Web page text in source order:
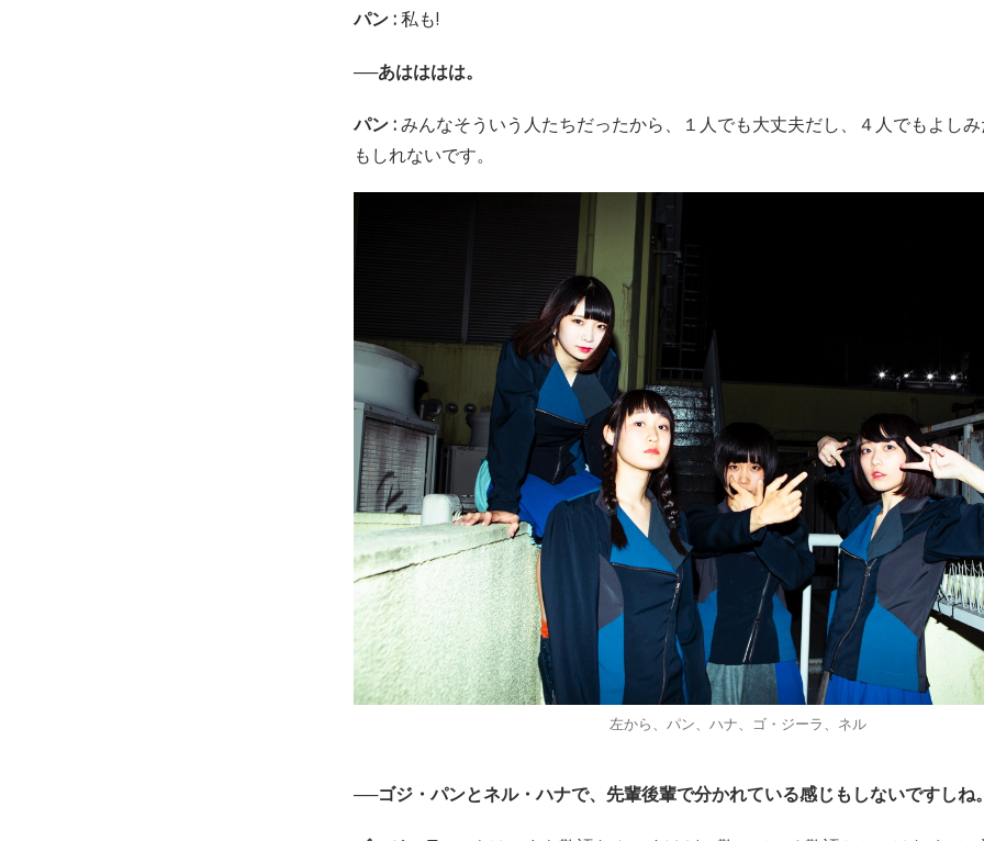
パン :私も!
──あはははは。
パン :みんなそういう人たちだったから、１人でも大丈夫だし、４人でもよし
もしれないです。
左から、パン、ハナ、ゴ・ジーラ、ネル
──ゴジ・パンとネル・ハナで、先輩後輩で分かれている感じもしないですしね